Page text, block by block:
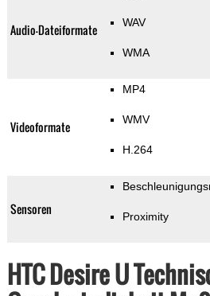
Audio-Dateiformate WAV
WMA
Videoformate
MP4
WMV
H.264
Sensoren Proximity
HTC Desire U